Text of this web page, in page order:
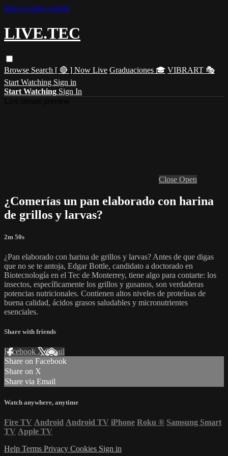
Skip to main content
LIVE.TEC
Browse Search [ 🔴 ] Now Live Graduaciones 🎓 VIBRART 🎭
Start Watching Sign in
Start Watching Sign In
Close Open
¿Comerías un pan elaborado con harina
de grillos y larvas?
2m 50s
¿Pan elaborado con harina de grillos y larvas? Antes de que digas
que no se te antoja, Edgar Bottle, candidato a doctorado en
Biotecnología en el Tec de Monterrey, tiene algo para contarte: los
insectos, específicamente los grillos y gusanos, son verdaderas
potencias nutricionales. Contienen altos niveles de proteínas de
buena calidad, ácidos grasos saludables y micronutrientes
esenciales.
Share with friends
Facebook XEmail
Share on Facebook
Share on X
Share via Email
Watch anywhere, anytime
Fire TV Android Android TV iPhone Roku ® Samsung Smart
TV Apple TV
Help Terms Privacy Cookies Sign in